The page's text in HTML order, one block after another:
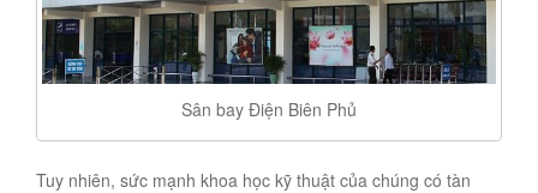
Sân bay Điện Biên Phủ
Tuy nhiên, sức mạnh khoa học kỹ thuật của chúng có tàn